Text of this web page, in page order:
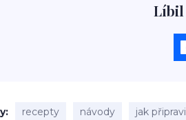
Líbil
recepty návody jak